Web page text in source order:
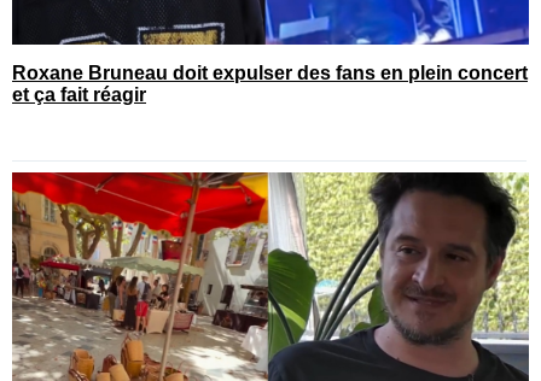
Roxane Bruneau doit expulser des fans en plein concert
et ça fait réagir